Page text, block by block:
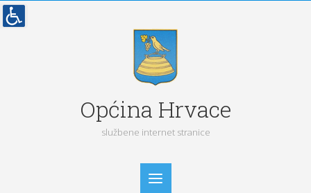
Općina Hrvace
službene internet stranice